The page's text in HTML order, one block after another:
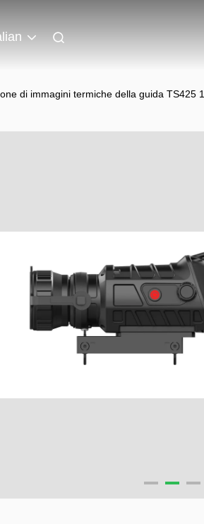
di immagini termiche della guida TS425